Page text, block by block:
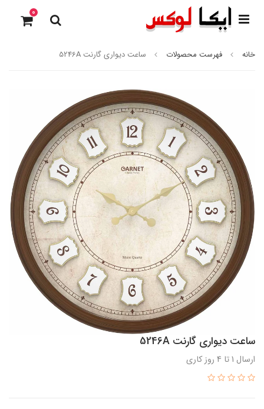
0
خانه فهرست محصولات ساعت دیواری گارنت 5246A
ساعت دیواری گارنت 5246A
ارسال 1 تا 4 روز کاری